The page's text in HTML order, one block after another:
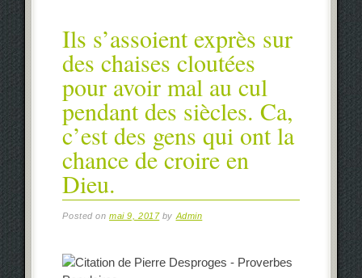
Ils s’assoient exprès sur
des chaises cloutées
pour avoir mal au cul
pendant des siècles. Ca,
c’est des gens qui ont la
chance de croire en
Dieu.
Posted onmai 9, 2017 byAdmin